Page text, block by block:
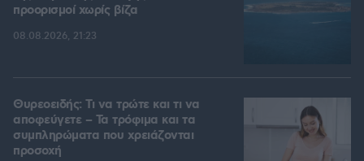
προορισμοί χωρίς βίζα
08.08.2026, 21:23
Θυρεοειδής: Τι να τρώτε και τι να
αποφεύγετε – Τα τρόφιμα και τα
συμπληρώματα που χρειάζονται
προσοχή